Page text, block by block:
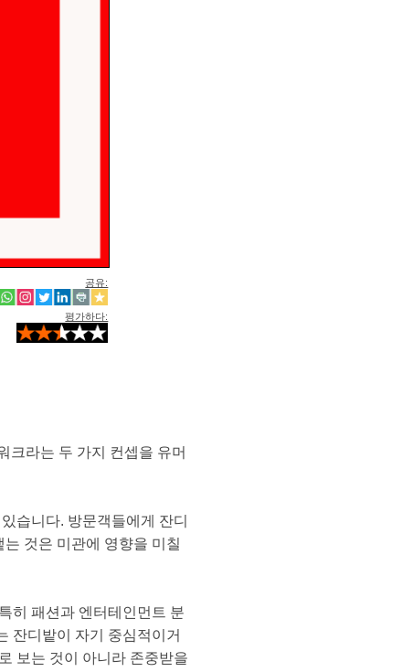
공유:
평가하다:
크라는 두 가지 컨셉을 유머
습니다. 방문객들에게 잔디
것은 미관에 영향을 미칠
히 패션과 엔터테인먼트 분
잔디밭이 자기 중심적이거
보는 것이 아니라 존중받을